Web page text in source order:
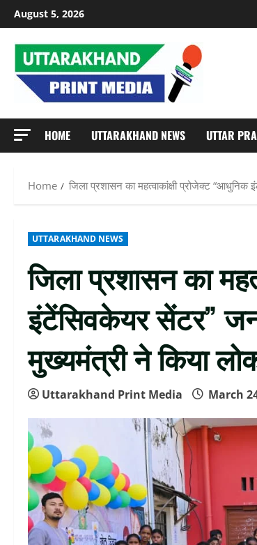
Skip
to
content
August 5, 2026
HOME UTTARAKHAND NEWS UTTAR
Home जिला प्रशासन का महत्वाकांक्षी प्रोजेक्ट “आधुनिक
UTTARAKHAND NEWS
जिला प्रशासन का
इंटेंसिवकेयर सेंटर”
मुख्यमंत्री ने किया
Uttarakhand Print Media March